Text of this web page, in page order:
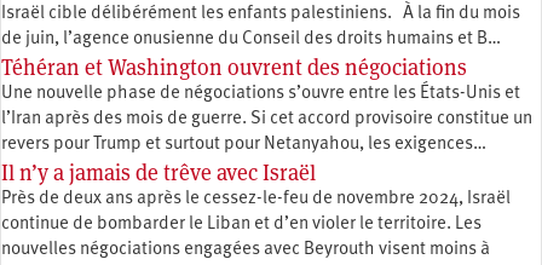
Israël cible délibérément les enfants palestiniens. À la fin du mois
de juin, l’agence onusienne du Conseil des droits humains et B…
Téhéran et Washington ouvrent des négociations
Une nouvelle phase de négociations s’ouvre entre les États-Unis et
l’Iran après des mois de guerre. Si cet accord provisoire constitue un
revers pour Trump et surtout pour Netanyahou, les exigences…
Il n’y a jamais de trêve avec Israël
Près de deux ans après le cessez-le-feu de novembre 2024, Israël
continue de bombarder le Liban et d’en violer le territoire. Les
nouvelles négociations engagées avec Beyrouth visent moins à